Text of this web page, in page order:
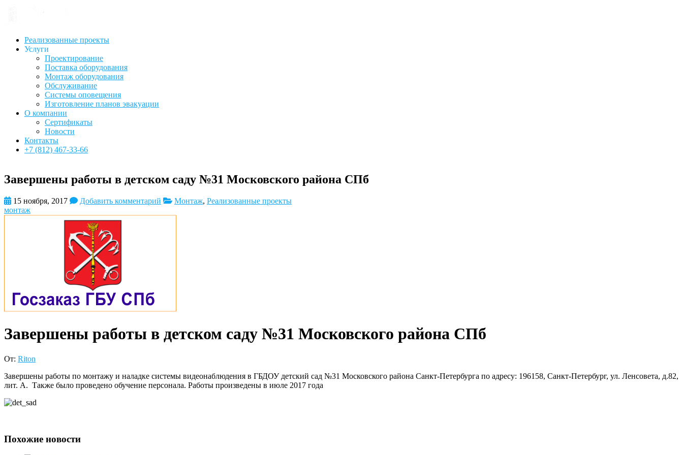
Реализованные проекты
Услуги
Проектирование
Поставка оборудования
Монтаж оборудования
Обслуживание
Системы оповещения
Изготовление планов эвакуации
О компании
Сертификаты
Новости
Контакты
+7 (812) 467-33-66
Завершены работы в детском саду №31 Московского района СПб
15 ноября, 2017 Добавить комментарий Монтаж, Реализованные проекты
монтаж
Завершены работы в детском саду №31 Московского района СПб
От: Riton
Завершены работы по монтажу и наладке системы видеонаблюдения в ГБДОУ детский сад №31 Московского района Санкт-Петербурга по адресу: 196158, Санкт-Петербург, ул. Ленсовета, д.82,
лит. А. Также было проведено обучение персонала. Работы произведены в июле 2017 года
Похожие новости